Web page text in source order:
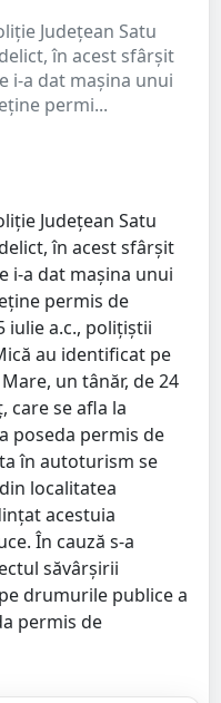
Județean Satu
în acest sfârșit
i-a dat mașina unui
permi...
Județean Satu
în acest sfârșit
i-a dat mașina unui
permis de
iulie a.c., polițiștii
au identificat pe
un tânăr, de 24
care se afla la
poseda permis de
în autoturism se
localitatea
acestuia
În cauză s-a
săvârșirii
drumurile publice a
permis de